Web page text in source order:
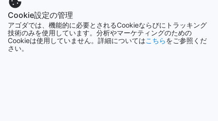
ボルドー市内中心部は、歴史的な建物と現代的な文化が融合
した魅力的なエリアです。ユネスコの世界遺産にも登録され
ているこの地域は、美しい石造りの街並みが広がり、散策す
るだけでも心を躍らせることでしょう。特に、グラシエ広場
やサン・ミッシェル地区は、地元の人々や観光客で賑わい、
沖縄本島
日本
Cookie設定の管理
アゴダでは、機能的に必要とされるCookieならびにトラッキング
技術のみを使用しています。分析やマーケティングのための
Cookieは使用していません。詳細についてはこちらをご参照くだ
さい。